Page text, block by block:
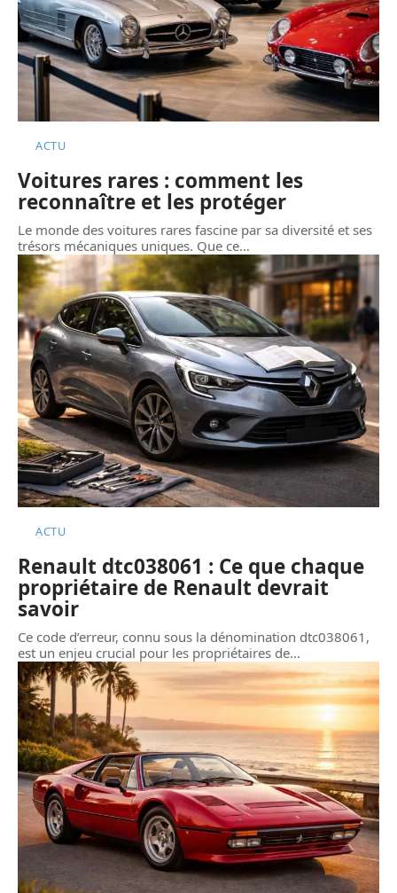
ACTU
Voitures rares : comment les
reconnaître et les protéger
Le monde des voitures rares fascine par sa diversité et ses
trésors mécaniques uniques. Que ce…
ACTU
Renault dtc038061 : Ce que chaque
propriétaire de Renault devrait
savoir
Ce code d’erreur, connu sous la dénomination dtc038061,
est un enjeu crucial pour les propriétaires de…